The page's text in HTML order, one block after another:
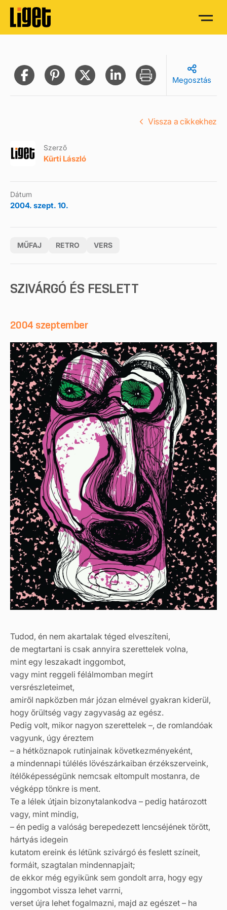
Megosztás
Szerző
Kürti László
Dátum
2004. szept. 10.
MŰFAJ RETRO VERS
Vissza a cikkekhez
SZIVÁRGÓ ÉS FESLETT
2004 szeptember
Tudod, én nem akartalak téged elveszíteni,
de megtartani is csak annyira szerettelek volna,
mint egy leszakadt inggombot,
vagy mint reggeli félálmomban megírt
versrészleteimet,
amiről napközben már józan elmével gyakran kiderül,
hogy őrültség vagy zagyvaság az egész.
Pedig volt, mikor nagyon szerettelek –, de romlandóak
vagyunk, úgy éreztem
– a hétköznapok rutinjainak következményeként,
a mindennapi túlélés lövészárkaiban érzékszerveink,
ítélőképességünk nemcsak eltompult mostanra, de
végképp tönkre is ment.
Te a lélek útjain bizonytalankodva – pedig határozott
vagy, mint mindig,
– én pedig a valóság berepedezett lencséjének törött,
hártyás idegein
kutatom ereink és létünk szivárgó és feslett színeit,
formáit, szagtalan mindennapjait;
de ekkor még egyikünk sem gondolt arra, hogy egy
inggombot vissza lehet varrni,
verset újra lehet fogalmazni, majd az egészet – ha